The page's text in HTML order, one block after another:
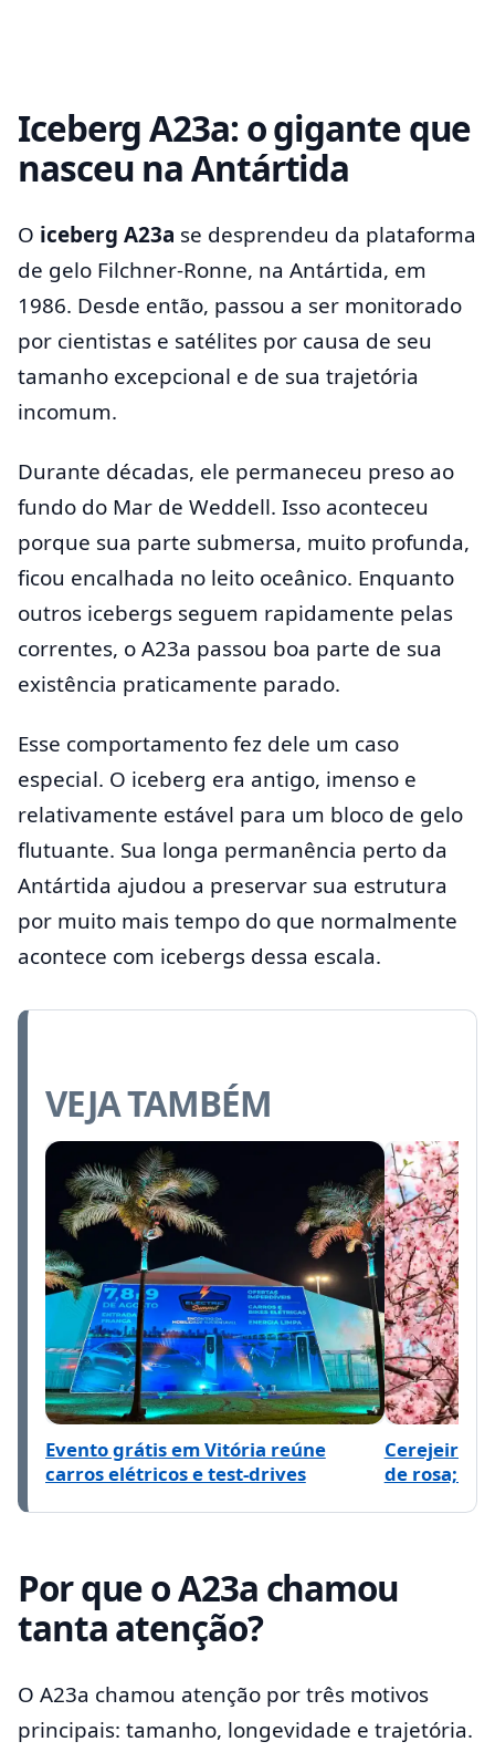
Iceberg A23a: o gigante que
nasceu na Antártida
O iceberg A23a se desprendeu da plataforma
de gelo Filchner-Ronne, na Antártida, em
1986. Desde então, passou a ser monitorado
por cientistas e satélites por causa de seu
tamanho excepcional e de sua trajetória
incomum.
Durante décadas, ele permaneceu preso ao
fundo do Mar de Weddell. Isso aconteceu
porque sua parte submersa, muito profunda,
ficou encalhada no leito oceânico. Enquanto
outros icebergs seguem rapidamente pelas
correntes, o A23a passou boa parte de sua
existência praticamente parado.
Esse comportamento fez dele um caso
especial. O iceberg era antigo, imenso e
relativamente estável para um bloco de gelo
flutuante. Sua longa permanência perto da
Antártida ajudou a preservar sua estrutura
por muito mais tempo do que normalmente
acontece com icebergs dessa escala.
VEJA TAMBÉM
Evento grátis em Vitória reúne
carros elétricos e test-drives
Cerejeiras
de rosa;
Por que o A23a chamou
tanta atenção?
O A23a chamou atenção por três motivos
principais: tamanho, longevidade e trajetória.